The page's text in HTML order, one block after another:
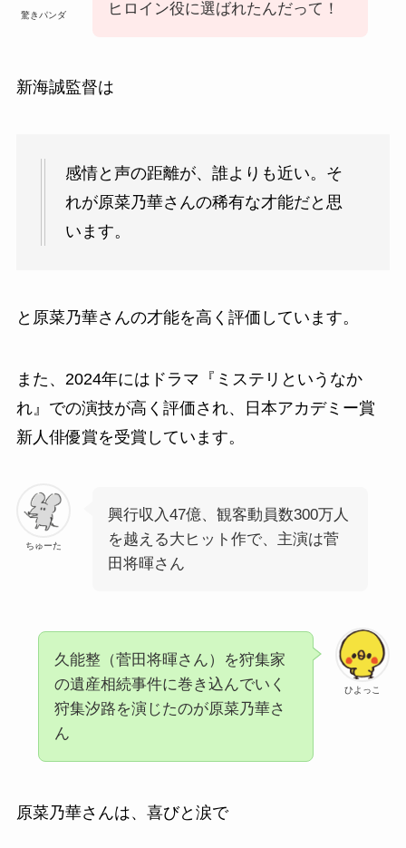
驚きパンダ
ヒロイン役に選ばれたんだって！
新海誠監督は
感情と声の距離が、誰よりも近い。そ
れが原菜乃華さんの稀有な才能だと思
います。
と 原菜乃華さんの才能を高く評価しています。
また、2024年にはドラマ『ミステリというなか
れ』での演技が高く評価され、日本アカデミー賞
新人俳優賞を受賞しています。
ちゅーた
興行収入47億、観客動員数300万人
を越える大ヒット作で、主演は菅
田将暉さん
ひよっこ
久能整（菅田将暉さん）を狩集家
の遺産相続事件に巻き込んでいく
狩集汐路を演じたのが原菜乃華さ
ん
原菜乃華さんは、喜びと涙で